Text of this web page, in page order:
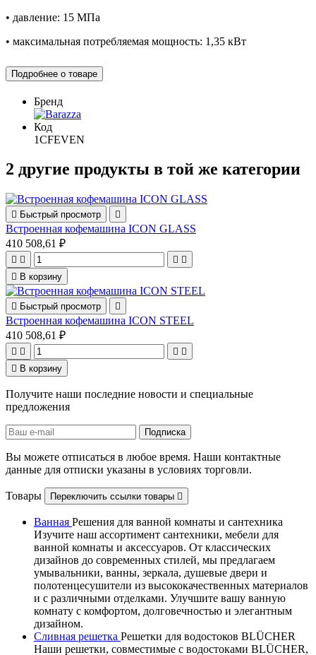
• давление: 15 МПа
• максимальная потребляемая мощность: 1,35 кВт
Подробнее о товаре
Бренд
Код
1CFEVEN
2 другие продукты в той же категории
 Быстрый просмотр 
Встроенная кофемашина ICON GLASS
410 508,61 ₽
   
 В корзину
 Быстрый просмотр 
Встроенная кофемашина ICON STEEL
410 508,61 ₽
   
 В корзину
Получите наши последние новости и специальные
предложения
Вы можете отписаться в любое время. Наши контактные
данные для отписки указаны в условиях торговли.
Товары Переключить ссылки товары 
Ванная Решения для ванной комнаты и сантехника
Изучите наш ассортимент сантехники, мебели для
ванной комнаты и аксессуаров. От классических
дизайнов до современных стилей, мы предлагаем
умывальники, ванны, зеркала, душевые двери и
полотенцесушители из высококачественных материалов
и с различными отделками. Улучшите вашу ванную
комнату с комфортом, долговечностью и элегантным
дизайном.
Сливная решетка Решетки для водостоков BLÜCHER
Наши решетки, совместимые с водостоками BLÜCHER,